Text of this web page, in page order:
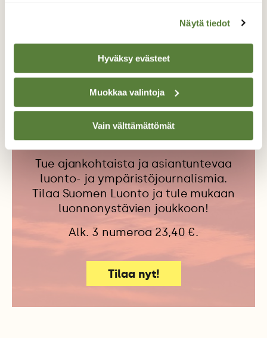
Näytä tiedot
Hyväksy evästeet
Muokkaa valintoja
Vain välttämättömät
HÄMÄHÄKKI KÄRPÄNEN
Tilaa Suomen Luonto
Tue ajankohtaista ja asiantuntevaa
luonto- ja ympäristöjournalismia.
Tilaa Suomen Luonto ja tule mukaan
luonnonystävien joukkoon!
Alk. 3 numeroa 23,40 €.
Tilaa nyt!